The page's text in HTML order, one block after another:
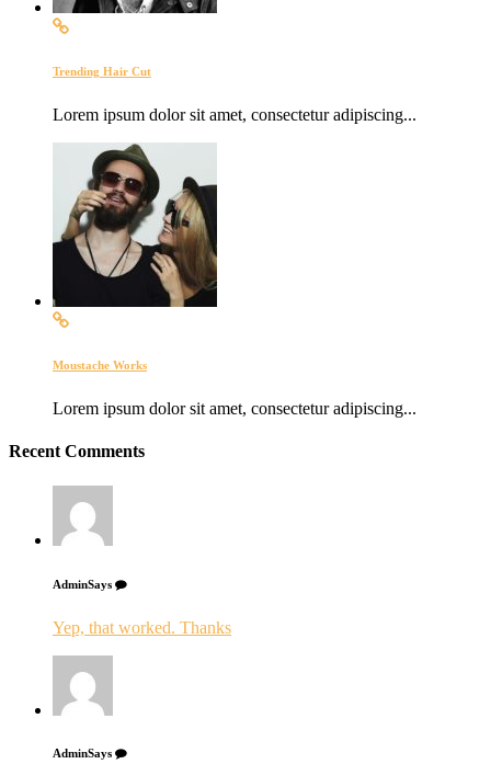
Trending Hair Cut
Lorem ipsum dolor sit amet, consectetur adipiscing...
Moustache Works
Lorem ipsum dolor sit amet, consectetur adipiscing...
Recent Comments
AdminSays
Yep, that worked. Thanks
AdminSays